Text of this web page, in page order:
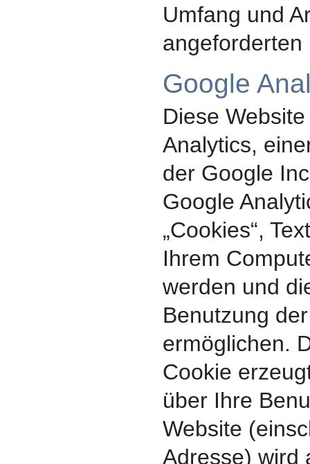
Umfang und
Google
Diese
Analytics,
der Google
Google
„Cookies“,
Ihrem
werden und
Benutzung
ermöglichen.
Cookie
über Ihre
Website
Adresse) wird